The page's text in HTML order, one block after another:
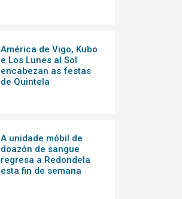
América de Vigo, Kubo
e Los Lunes al Sol
encabezan as festas
de Quintela
A unidade móbil de
doazón de sangue
regresa a Redondela
esta fin de semana